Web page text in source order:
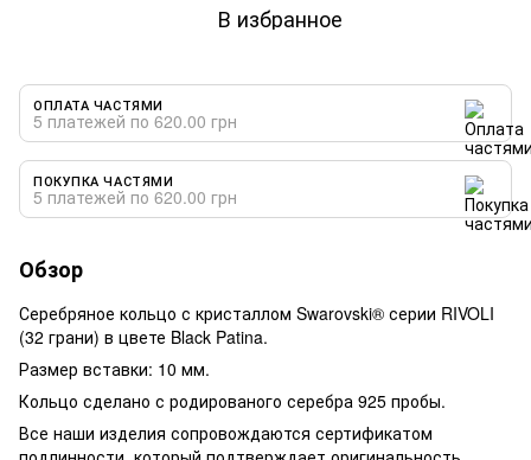
В избранное
ОПЛАТА ЧАСТЯМИ
5 платежей по 620.00 грн
ПОКУПКА ЧАСТЯМИ
5 платежей по 620.00 грн
Обзор
Серебряное кольцо с кристаллом Swarovski® серии RIVOLI
(32 грани) в цвете Black Patina.
Размер вставки: 10 мм.
Кольцо сделано с родированого серебра 925 пробы.
Все наши изделия сопровождаются сертификатом